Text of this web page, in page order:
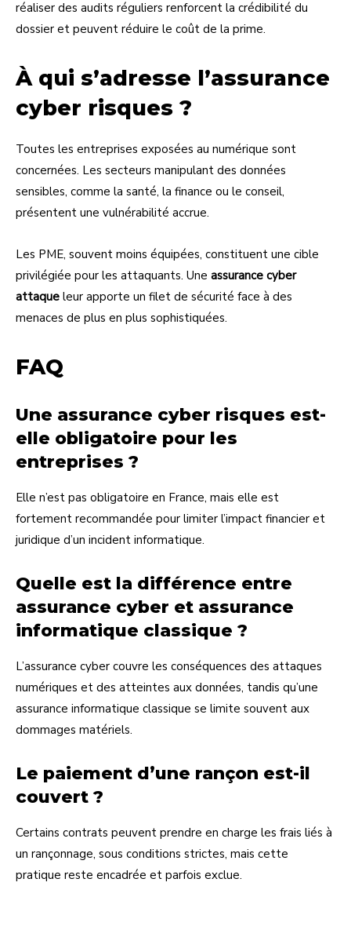
réaliser des audits réguliers renforcent la crédibilité du
dossier et peuvent réduire le coût de la prime.
À qui s’adresse l’assurance
cyber risques ?
Toutes les entreprises exposées au numérique sont
concernées. Les secteurs manipulant des données
sensibles, comme la santé, la finance ou le conseil,
présentent une vulnérabilité accrue.
Les PME, souvent moins équipées, constituent une cible
privilégiée pour les attaquants. Une assurance cyber
attaque leur apporte un filet de sécurité face à des
menaces de plus en plus sophistiquées.
FAQ
Une assurance cyber risques est-
elle obligatoire pour les
entreprises ?
Elle n’est pas obligatoire en France, mais elle est
fortement recommandée pour limiter l’impact financier et
juridique d’un incident informatique.
Quelle est la différence entre
assurance cyber et assurance
informatique classique ?
L’assurance cyber couvre les conséquences des attaques
numériques et des atteintes aux données, tandis qu’une
assurance informatique classique se limite souvent aux
dommages matériels.
Le paiement d’une rançon est-il
couvert ?
Certains contrats peuvent prendre en charge les frais liés à
un rançonnage, sous conditions strictes, mais cette
pratique reste encadrée et parfois exclue.